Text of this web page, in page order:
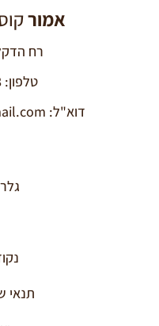
אמור
רח הדקל 3 גבעת
טלפון: 052-6169478
דוא"ל: amorcosmetics@gmail.com
תנאי